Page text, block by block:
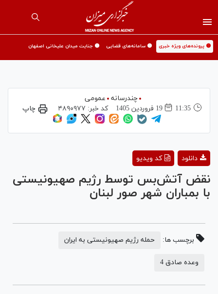
🟡 پرونده‌های ویژه خبری 🟡 سامانه‌های قضایی 🟡 جنایت میدان علیخانی اصفهان
چندرسانه
عمومی
11:35
19 فروردين 1405 کد خبر: ۴۸۹۰۹۷۷ چاپ
Video
کد ویدیو دانلود
نقض آتش‌بس توسط رژیم صهیونیستی
با بمباران شهر صور لبنان
برچسب ها: حمله رژیم صهیونیستی به ایران
وعده صادق 4